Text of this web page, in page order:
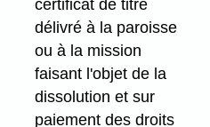
certificat de titre
délivré à la paroisse
ou à la mission
faisant l'objet de la
dissolution et sur
paiement des droits